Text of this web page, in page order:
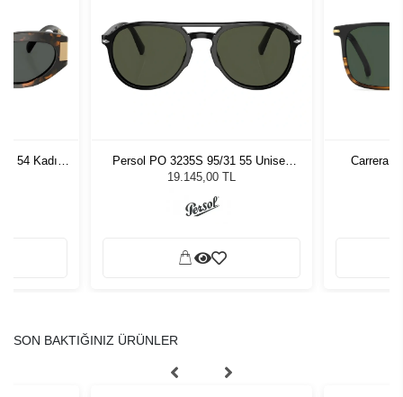
- 54 Kadın
Persol PO 3235S 95/31 55 Unisex
Güneş Gözlüğü
19.145,00 TL
Carrera
SON BAKTIĞINIZ ÜRÜNLER